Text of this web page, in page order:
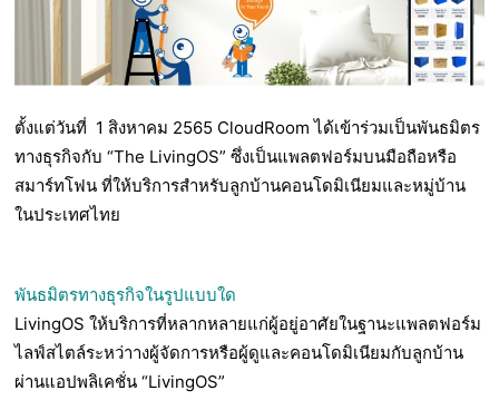
ตั้งแต่วันที่ 1 สิงหาคม 2565 CloudRoom ได้เข้าร่วมเป็นพันธมิตร
ทางธุรกิจกับ “The LivingOS” ซึ่งเป็นแพลตฟอร์มบนมือถือหรือ
สมาร์ทโฟน ที่ให้บริการสำหรับลูกบ้านคอนโดมิเนียมและหมู่บ้าน
ในประเทศไทย
พันธมิตรทางธุรกิจในรูปแบบใด
LivingOS ให้บริการที่หลากหลายแก่ผู้อยู่อาศัยในฐานะแพลตฟอร์ม
ไลฟ์สไตล์ระหว่าางผู้จัดการหรือผู้ดูและคอนโดมิเนียมกับลูกบ้าน
ผ่านแอปพลิเคชั่น “LivingOS”